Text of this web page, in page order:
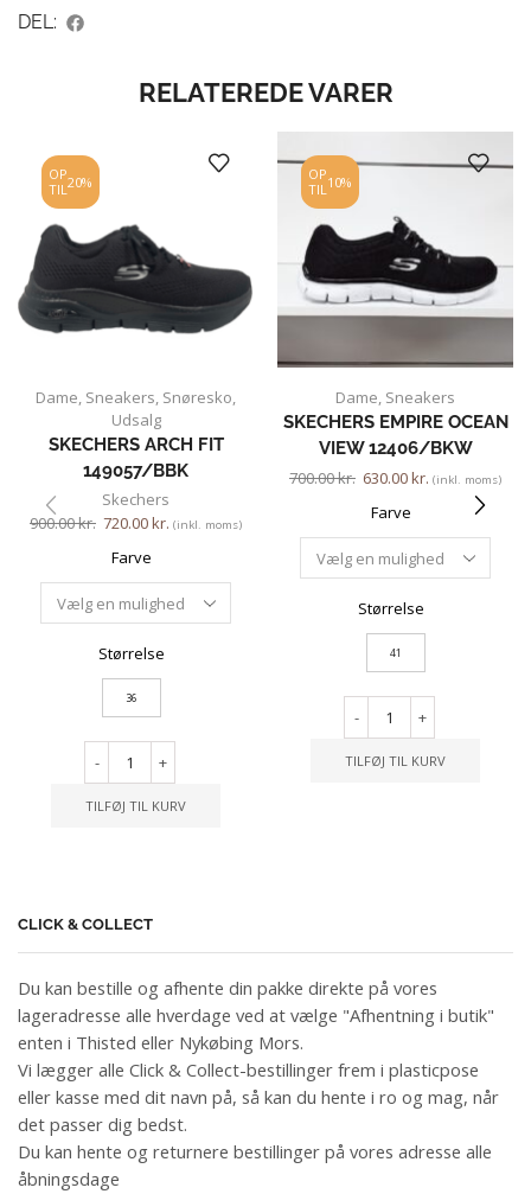
DEL:
RELATEREDE VARER
OP
TIL20%
Dame, Sneakers, Snøresko,
Udsalg
SKECHERS ARCH FIT
149057/BBK
Skechers
900.00kr. 720.00kr. (inkl. moms)
Farve
Størrelse
36
- +
TILFØJ TIL KURV
OP
TIL10%
Dame, Sneakers
SKECHERS EMPIRE OCEAN
VIEW 12406/BKW
700.00kr. 630.00kr. (inkl. moms)
Farve
Størrelse
41
- +
TILFØJ TIL KURV
CLICK & COLLECT
Du kan bestille og afhente din pakke direkte på vores
lageradresse alle hverdage ved at vælge "Afhentning i butik"
enten i Thisted eller Nykøbing Mors.
Vi lægger alle Click & Collect-bestillinger frem i plasticpose
eller kasse med dit navn på, så kan du hente i ro og mag, når
det passer dig bedst.
Du kan hente og returnere bestillinger på vores adresse alle
åbningsdage